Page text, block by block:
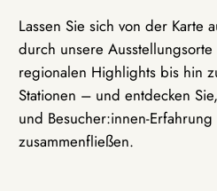
Lassen Sie sich von der Karte
durch unsere
regionalen Highlights bis hin
Stationen – und entdecken
und Besucher:innen-
zusammenfließen.